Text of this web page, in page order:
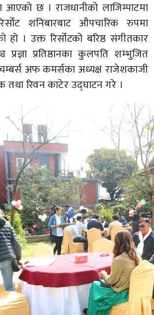
आएको छ । राजधानीको लाजिम्पाटमा
शनिबारबाट औपचारिक रुपमा
। उक्त रिर्सोटको बरिष्ठ संगीतकार
प्रतिष्ठानका कुलपति शम्भुजित
अफ कमर्सका अध्यक्ष राजेशकाजी
तथा रिवन काटेर उद्घाटन गरे ।